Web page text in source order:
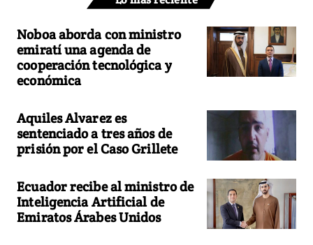
Noboa aborda con ministro
emiratí una agenda de
cooperación tecnológica y
económica
Aquiles Alvarez es
sentenciado a tres años de
prisión por el Caso Grillete
Ecuador recibe al ministro de
Inteligencia Artificial de
Emiratos Árabes Unidos